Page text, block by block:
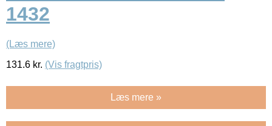
1432
(Læs mere)
131.6 kr. (Vis fragtpris)
Læs mere »